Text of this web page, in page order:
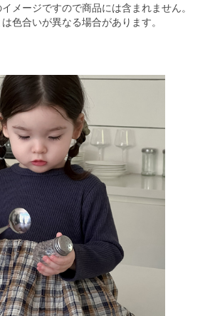
メージですので商品には含まれません。
色合いが異なる場合があります。